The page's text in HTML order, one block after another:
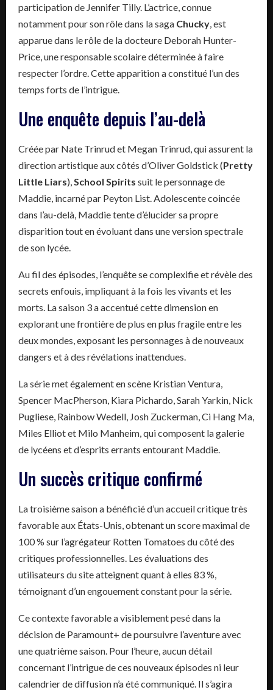
participation de Jennifer Tilly. L’actrice, connue
notamment pour son rôle dans la saga Chucky , est
apparue dans le rôle de la docteure Deborah Hunter-
Price, une responsable scolaire déterminée à faire
respecter l’ordre. Cette apparition a constitué l’un des
temps forts de l’intrigue.
Une enquête depuis l’au-delà
Créée par Nate Trinrud et Megan Trinrud, qui assurent la
direction artistique aux côtés d’Oliver Goldstick (Pretty
Little Liars), School Spirits suit le personnage de
Maddie, incarné par Peyton List. Adolescente coincée
dans l’au-delà, Maddie tente d’élucider sa propre
disparition tout en évoluant dans une version spectrale
de son lycée.
Au fil des épisodes, l’enquête se complexifie et révèle des
secrets enfouis, impliquant à la fois les vivants et les
morts. La saison 3 a accentué cette dimension en
explorant une frontière de plus en plus fragile entre les
deux mondes, exposant les personnages à de nouveaux
dangers et à des révélations inattendues.
La série met également en scène Kristian Ventura,
Spencer MacPherson, Kiara Pichardo, Sarah Yarkin, Nick
Pugliese, Rainbow Wedell, Josh Zuckerman, Ci Hang Ma,
Miles Elliot et Milo Manheim, qui composent la galerie
de lycéens et d’esprits errants entourant Maddie.
Un succès critique confirmé
La troisième saison a bénéficié d’un accueil critique très
favorable aux États-Unis, obtenant un score maximal de
100 % sur l’agrégateur Rotten Tomatoes du côté des
critiques professionnelles. Les évaluations des
utilisateurs du site atteignent quant à elles 83 %,
témoignant d’un engouement constant pour la série.
Ce contexte favorable a visiblement pesé dans la
décision de Paramount+ de poursuivre l’aventure avec
une quatrième saison. Pour l’heure, aucun détail
concernant l’intrigue de ces nouveaux épisodes ni leur
calendrier de diffusion n’a été communiqué. Il s’agira